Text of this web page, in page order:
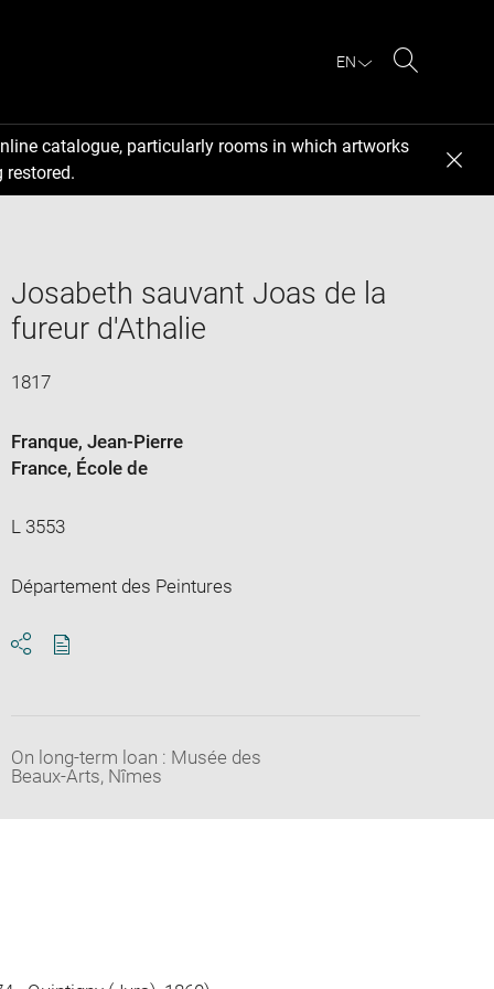
EN
catalogue, particularly rooms in which artworks
restored.
Josabeth sauvant Joas de la
fureur d'Athalie
1817
Franque, Jean-Pierre
France, École de
L 3553
Département des Peintures
On long-term loan : Musée des
Beaux-Arts, Nîmes